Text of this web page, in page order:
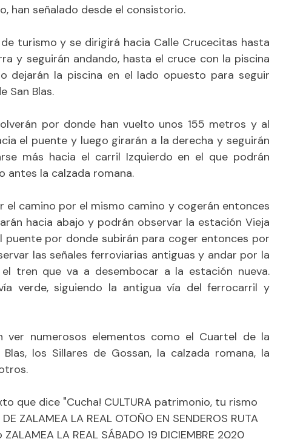
han señalado desde el consistorio.
turismo y se dirigirá hacia Calle Crucecitas hasta
y seguirán andando, hasta el cruce con la piscina
dejarán la piscina en el lado opuesto para seguir
San Blas.
por donde han vuelto unos 155 metros y al
el puente y luego girarán a la derecha y seguirán
más hacia el carril Izquierdo en el que podrán
antes la calzada romana.
camino por el mismo camino y cogerán entonces
hacia abajo y podrán observar la estación Vieja
puente por donde subirán para coger entonces por
las señales ferroviarias antiguas y andar por la
tren que va a desembocar a la estación nueva.
verde, siguiendo la antigua vía del ferrocarril y
ver numerosos elementos como el Cuartel de la
los Sillares de Gossan, la calzada romana, la